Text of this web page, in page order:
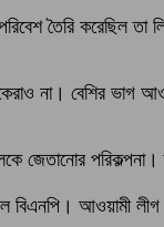
তৈরি করেছিল তা
না। বেশির ভাগ
জেতানোর পরিকল্পনা।
বিএনপি। আওয়ামী